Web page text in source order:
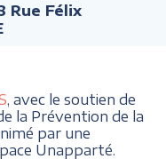
Rue Félix
, avec le soutien de
la Prévention de la
par une
Unapparté.